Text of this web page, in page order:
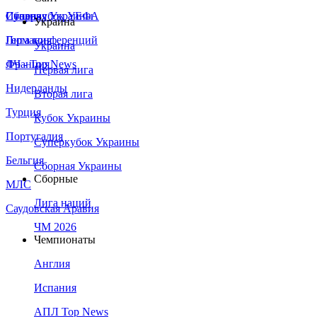
Сборная Украины
Италия
Германия
Франция
Нидерланды
Турция
Португалия
Бельгия
МЛС
Саудовская Аравия
Суперкубок УЕФА
Лига конференций
ЛЧ - Top News
Украина
Украина
Первая лига
Вторая лига
Кубок Украины
Суперкубок Украины
Сборная Украины
Сборные
Лига наций
ЧМ 2026
Чемпионаты
Англия
Испания
АПЛ Top News